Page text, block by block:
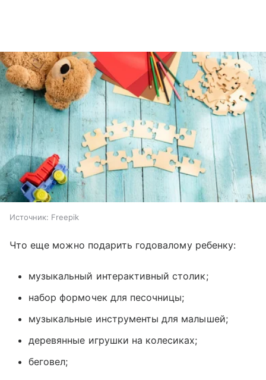
Источник: Freepik
Что еще можно подарить годовалому ребенку:
музыкальный интерактивный столик;
набор формочек для песочницы;
музыкальные инструменты для малышей;
деревянные игрушки на колесиках;
беговел;